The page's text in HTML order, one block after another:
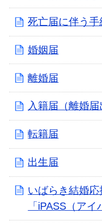
死亡届に伴う手
婚姻届
離婚届
入籍届（離婚届
転籍届
出生届
いばらき結婚応
「iPASS（アイ